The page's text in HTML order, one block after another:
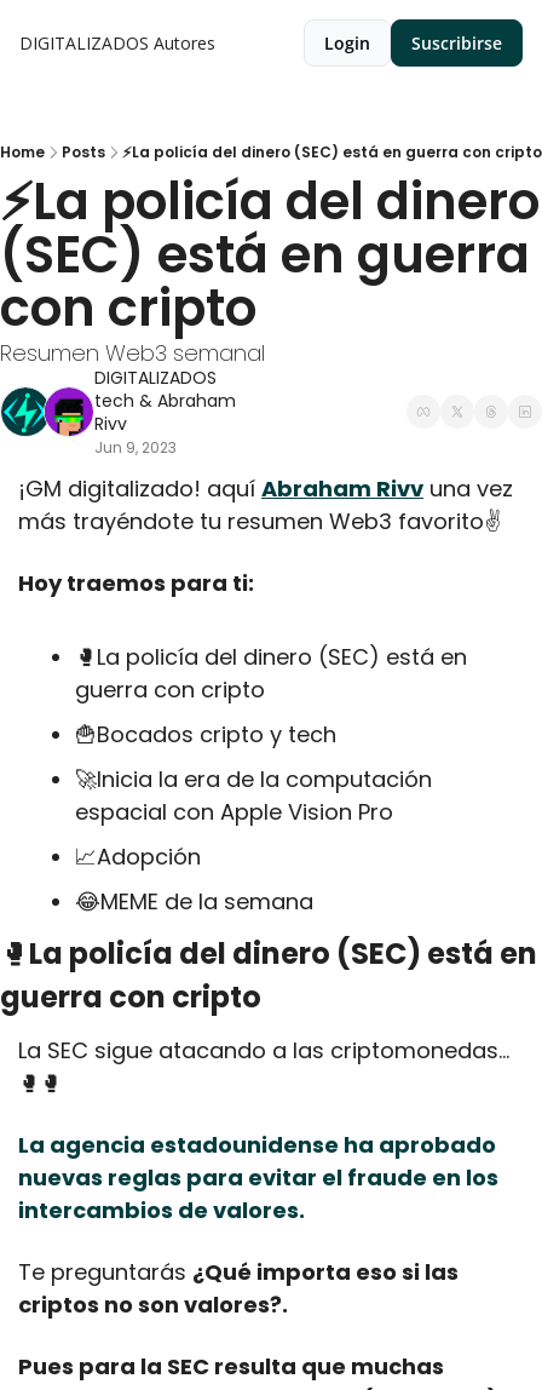
DIGITALIZADOS Autores Login Suscribirse
Home Posts ⚡La policía del dinero (SEC) está en guerra con cripto
⚡La policía del dinero
(SEC) está en guerra
con cripto
Resumen Web3 semanal
DIGITALIZADOS
tech & Abraham
Rivv
Jun 9, 2023
¡GM digitalizado! aquí Abraham Rivv una vez
más trayéndote tu resumen Web3 favorito✌️
Hoy traemos para ti:
🥊 La policía del dinero (SEC) está en
guerra con cripto
🍟Bocados cripto y tech
🚀Inicia la era de la computación
espacial con Apple Vision Pro
📈Adopción
😂MEME de la semana
🥊 La policía del dinero (SEC) está en
guerra con cripto
🥊 🥊
La agencia estadounidense ha aprobado
nuevas reglas para evitar el fraude en los
intercambios de valores.
Te preguntarás ¿Qué importa eso si las
criptos no son valores?.
Pues para la SEC resulta que muchas